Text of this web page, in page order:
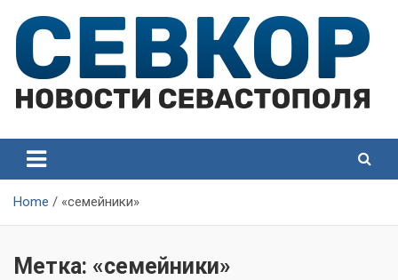
content
Севастополя
Севастополя
Home «семейники»
Метка: «семейники»